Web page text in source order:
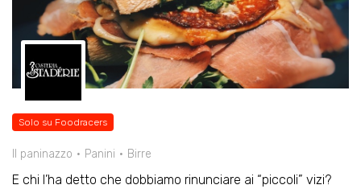
Solo su Foodracers
Il paninazzo Panini Birre
E chi l’ha detto che dobbiamo rinunciare ai “piccoli” vizi?